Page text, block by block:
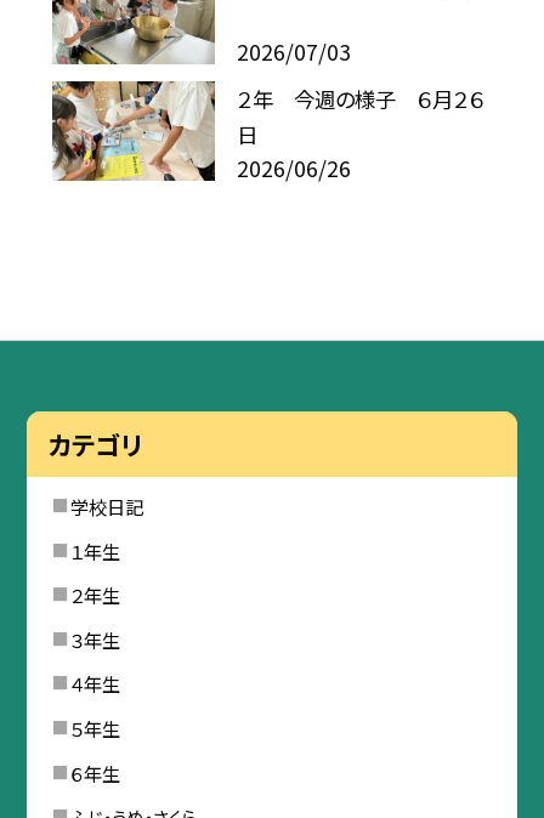
2026/07/03
２年 今週の様子 ６月２６
日
2026/06/26
カテゴリ
学校日記
１年生
２年生
３年生
４年生
５年生
６年生